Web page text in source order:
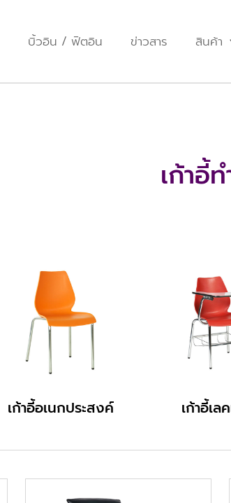
บิ้วอิน / ฟิตอิน ข่าวสาร สินค้า
เก้าอี้
เก้าอี้อเนกประสงค์ เก้าอี้เล